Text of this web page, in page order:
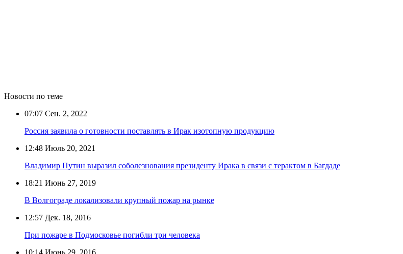
Новости по теме
07:07 Сен. 2, 2022
Россия заявила о готовности поставлять в Ирак изотопную продукцию
12:48 Июль 20, 2021
Владимир Путин выразил соболезнования президенту Ирака в связи с терактом в Багдаде
18:21 Июнь 27, 2019
В Волгограде локализовали крупный пожар на рынке
12:57 Дек. 18, 2016
При пожаре в Подмосковье погибли три человека
10:14 Июнь 29, 2016